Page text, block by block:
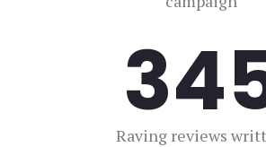
Raving reviews